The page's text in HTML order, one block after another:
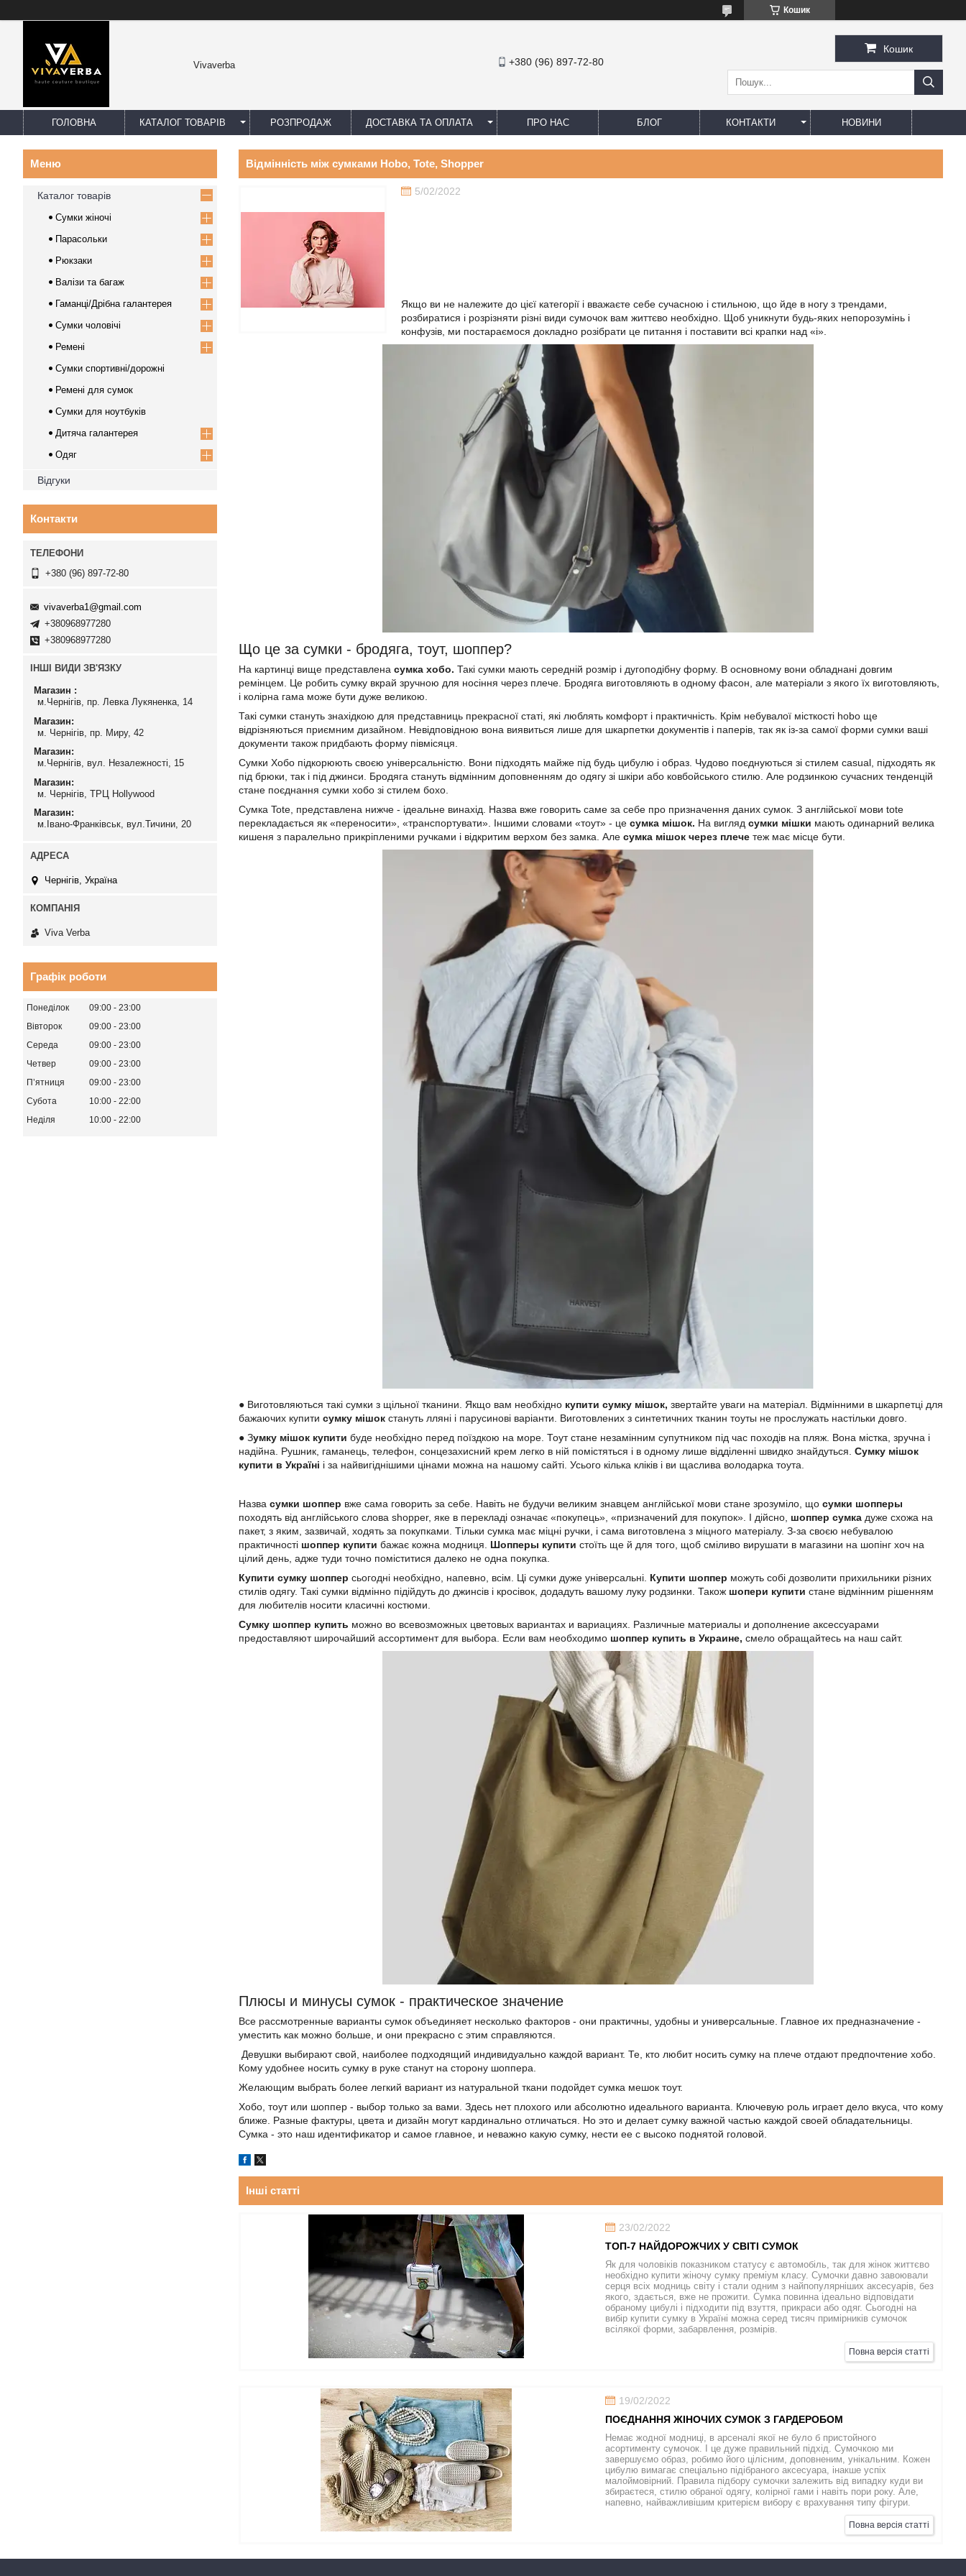
Кошик
Vivaverba +380 (96) 897-72-80
Кошик
ГОЛОВНА КАТАЛОГ ТОВАРІВ РОЗПРОДАЖ ДОСТАВКА ТА ОПЛАТА ПРО НАС БЛОГ КОНТАКТИ НОВИНИ
Відмінність між сумками Hobo, Tote, Shopper
5/02/2022
Якщо ви не належите до цієї категорії і вважаєте себе сучасною і стильною, що йде в ногу з трендами,
розбиратися і розрізняти різні види сумочок вам життєво необхідно. Щоб уникнути будь-яких непорозумінь і
конфузів, ми постараємося докладно розібрати це питання і поставити всі крапки над «і».
Що це за сумки - бродяга, тоут, шоппер?
На картинці вище представлена сумка хобо. Такі сумки мають середній розмір і дугоподібну форму. В основному вони обладнані довгим
ремінцем. Це робить сумку вкрай зручною для носіння через плече. Бродяга виготовляють в одному фасон, але матеріали з якого їх виготовляють,
і колірна гама може бути дуже великою.
Такі сумки стануть знахідкою для представниць прекрасної статі, які люблять комфорт і практичність. Крім небувалої місткості hobo ще
відрізняються приємним дизайном. Невідповідною вона виявиться лише для шкарпетки документів і паперів, так як із-за самої форми сумки ваші
документи також придбають форму півмісяця.
Сумки Хобо підкорюють своєю універсальністю. Вони підходять майже під будь цибулю і образ. Чудово поєднуються зі стилем casual, підходять як
під брюки, так і під джинси. Бродяга стануть відмінним доповненням до одягу зі шкіри або ковбойського стилю. Але родзинкою сучасних тенденцій
стане поєднання сумки хобо зі стилем бохо.
Сумка Tote, представлена нижче - ідеальне винахід. Назва вже говорить саме за себе про призначення даних сумок. З англійської мови tote
перекладається як «переносити», «транспортувати». Іншими словами «тоут» - це сумка мішок. На вигляд сумки мішки мають одинарний велика
кишеня з паралельно прикріпленими ручками і відкритим верхом без замка. Але сумка мішок через плече теж має місце бути.
● Виготовляються такі сумки з щільної тканини. Якщо вам необхідно купити сумку мішок, звертайте уваги на матеріал. Відмінними в шкарпетці для
бажаючих купити сумку мішок стануть лляні і парусинові варіанти. Виготовлених з синтетичних тканин тоуты не прослужать настільки довго.
● Зумку мішок купити буде необхідно перед поїздкою на море. Тоут стане незамінним супутником під час походів на пляж. Вона містка, зручна і
надійна. Рушник, гаманець, телефон, сонцезахисний крем легко в ній помістяться і в одному лише відділенні швидко знайдуться. Сумку мішок
купити в Україні і за найвигіднішими цінами можна на нашому сайті. Усього кілька кліків і ви щаслива володарка тоута.
Назва сумки шоппер вже сама говорить за себе. Навіть не будучи великим знавцем англійської мови стане зрозуміло, що сумки шопперы
походять від англійського слова shopper, яке в перекладі означає «покупець», «призначений для покупок». І дійсно, шоппер сумка дуже схожа на
пакет, з яким, зазвичай, ходять за покупками. Тільки сумка має міцні ручки, і сама виготовлена з міцного матеріалу. З-за своєю небувалою
практичності шоппер купити бажає кожна модниця. Шопперы купити стоїть ще й для того, щоб сміливо вирушати в магазини на шопінг хоч на
цілий день, адже туди точно поміститися далеко не одна покупка.
Купити сумку шоппер сьогодні необхідно, напевно, всім. Ці сумки дуже універсальні. Купити шоппер можуть собі дозволити прихильники різних
стилів одягу. Такі сумки відмінно підійдуть до джинсів і кросівок, додадуть вашому луку родзинки. Також шопери купити стане відмінним рішенням
для любителів носити класичні костюми.
Сумку шоппер купить можно во всевозможных цветовых вариантах и вариациях. Различные материалы и дополнение аксессуарами
предоставляют широчайший ассортимент для выбора. Если вам необходимо шоппер купить в Украине, смело обращайтесь на наш сайт.
Плюсы и минусы сумок - практическое значение
Все рассмотренные варианты сумок объединяет несколько факторов - они практичны, удобны и универсальные. Главное их предназначение -
уместить как можно больше, и они прекрасно с этим справляются.
Девушки выбирают свой, наиболее подходящий индивидуально каждой вариант. Те, кто любит носить сумку на плече отдают предпочтение хобо.
Кому удобнее носить сумку в руке станут на сторону шоппера.
Желающим выбрать более легкий вариант из натуральной ткани подойдет сумка мешок тоут.
Хобо, тоут или шоппер - выбор только за вами. Здесь нет плохого или абсолютно идеального варианта. Ключевую роль играет дело вкуса, что кому
ближе. Разные фактуры, цвета и дизайн могут кардинально отличаться. Но это и делает сумку важной частью каждой своей обладательницы.
Сумка - это наш идентификатор и самое главное, и неважно какую сумку, нести ее с высоко поднятой головой.
Інші статті
23/02/2022
ТОП-7 НАЙДОРОЖЧИХ У СВІТІ СУМОК
Як для чоловіків показником статусу є автомобіль, так для жінок життєво
необхідно купити жіночу сумку преміум класу. Сумочки давно завоювали
серця всіх модниць світу і стали одним з найпопулярніших аксесуарів, без
якого, здається, вже не прожити. Сумка повинна ідеально відповідати
обраному цибулі і підходити під взуття, прикраси або одяг. Сьогодні на
вибір купити сумку в Україні можна серед тисяч примірників сумочок
всілякої форми, забарвлення, розмірів.
Повна версія статті
19/02/2022
ПОЄДНАННЯ ЖІНОЧИХ СУМОК З ГАРДЕРОБОМ
Немає жодної модниці, в арсеналі якої не було б пристойного
асортименту сумочок. І це дуже правильний підхід. Сумочкою ми
завершуємо образ, робимо його цілісним, доповненим, унікальним. Кожен
цибулю вимагає спеціально підібраного аксесуара, інакше успіх
малоймовірний. Правила підбору сумочки залежить від випадку куди ви
збираєтеся, стилю обраної одягу, колірної гами і навіть пори року. Але,
напевно, найважливішим критерієм вибору є врахування типу фігури.
Повна версія статті
Каталог товарів
Сумки жіночі
Парасольки
Рюкзаки
Валізи та багаж
Гаманці/Дрібна галантерея
Сумки чоловічі
Ремені
Сумки спортивні/дорожні
Ремені для сумок
Сумки для ноутбуків
Дитяча галантерея
Одяг
Відгуки
Контакти
+380 (96) 897-72-80
vivaverba1@gmail.com
+380968977280
+380968977280
ІНШІ ВИДИ ЗВ'ЯЗКУ
Магазин
м.Чернігів, пр. Левка Лукяненка, 14
Магазин
м. Чернігів, пр. Миру, 42
Магазин
м.Чернігів, вул. Незалежності, 15
Магазин
м. Чернігів, ТРЦ Hollywood
Магазин
м.Івано-Франківськ, вул.Тичини, 20
Чернігів, Україна
Viva Verba
Графік роботи
Понеділок 09:00
23:00
Вівторок
09:00
23:00
Середа
09:00
23:00
Четвер
09:00
23:00
Пʼятниця
09:00
23:00
Субота
10:00
22:00
Неділя
10:00 22:00